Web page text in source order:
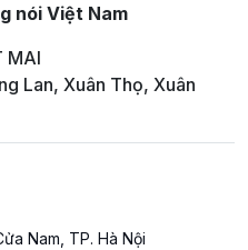
nói Việt Nam
MAI
Lan, Xuân Thọ, Xuân
Nam, TP. Hà Nội